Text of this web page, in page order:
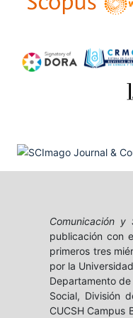
Comunicación y
publicación con
primeros tres
por la
Departamento
Social, División
CUCSH Campus